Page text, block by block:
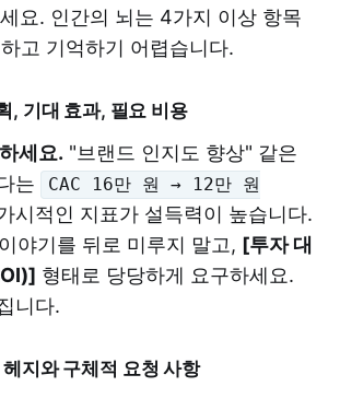
요. 인간의 뇌는 4가지 이상 항목
고 기억하기 어렵습니다.
, 기대 효과, 필요 비용
세요. "브랜드 인지도 향상" 같은
는
CAC 16만 원 → 12만 원
시적인 지표가 설득력이 높습니다.
야기를 뒤로 미루지 말고, [투자 대
형태로 당당하게 요구하세요.
니다.
지와 구체적 요청 사항